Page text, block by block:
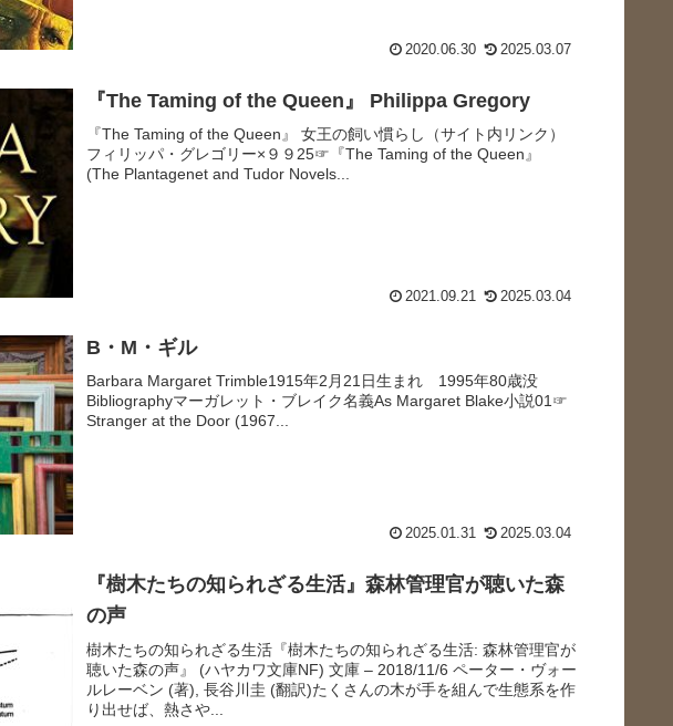
2020.06.30 2025.03.07
『The Taming of the Queen』 Philippa Gregory
『The Taming of the Queen』 女王の飼い慣らし（サイト内リンク）
フィリッパ・グレゴリー×９９25☞『The Taming of the Queen』
(The Plantagenet and Tudor Novels...
2021.09.21 2025.03.04
B・M・ギル
Barbara Margaret Trimble1915年2月21日生まれ 1995年80歳没
Bibliographyマーガレット・ブレイク名義As Margaret Blake小説01☞
Stranger at the Door (1967...
2025.01.31 2025.03.04
『樹木たちの知られざる生活』森林管理官が聴いた森
の声
樹木たちの知られざる生活『樹木たちの知られざる生活: 森林管理官が
聴いた森の声』 (ハヤカワ文庫NF) 文庫 – 2018/11/6 ペーター・ヴォー
ルレーベン (著), 長谷川圭 (翻訳)たくさんの木が手を組んで生態系を作
り出せば、熱さや...